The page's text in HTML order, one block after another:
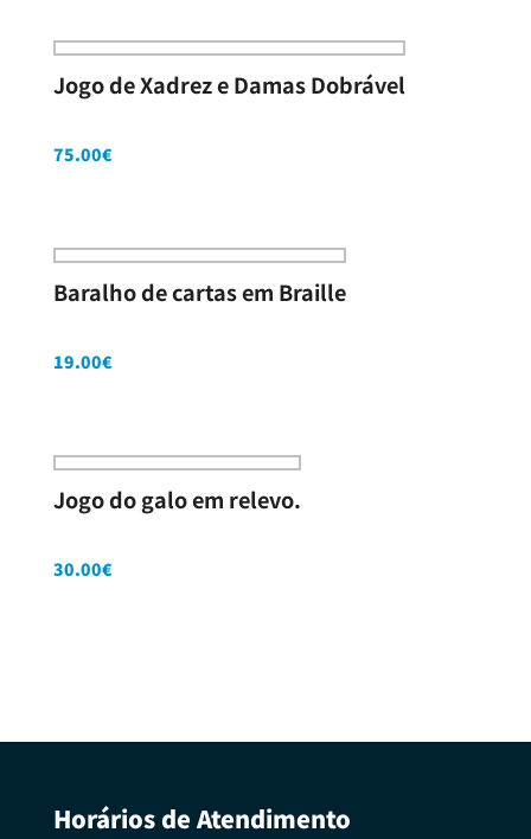
Jogo de Xadrez e Damas Dobrável
75.00€
Baralho de cartas em Braille
19.00€
Jogo do galo em relevo.
30.00€
Horários de Atendimento